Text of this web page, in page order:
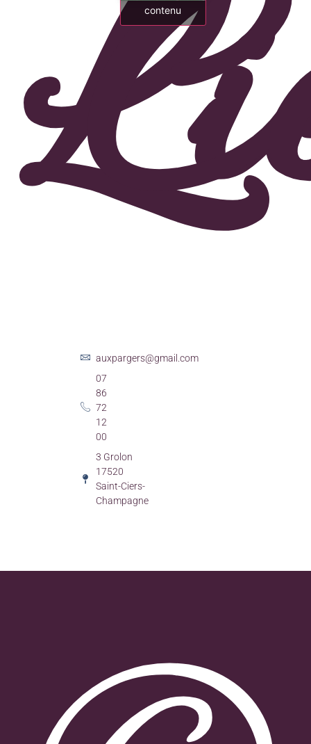
auxpargers@gmail.com
07
86
72
12
00
3 Grolon
17520
Saint-Ciers-
Champagne
contenu